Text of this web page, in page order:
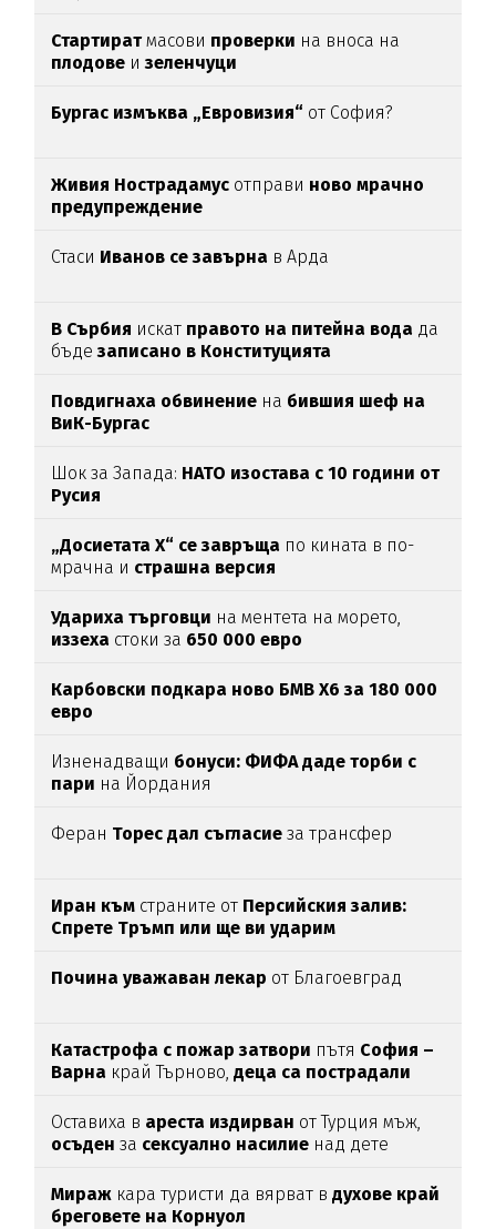
Стартиратмасови проверки на вноса на
плодове и зеленчуци
Бургас измъква „Евровизия“ от София?
Живия Нострадамус отправи ново мрачно
предупреждение
Стаси Иванов се завърна в Арда
В Сърбия искат правото на питейна вода да
бъде записано в Конституцията
Повдигнаха обвинение на бившия шеф на
ВиК-Бургас
Шок за Запада: НАТО изостава с 10 години от
Русия
„Досиетата Х“ се завръща по кината в по-
мрачна и страшна версия
Удариха търговци на ментета на морето,
иззеха стоки за 650 000 евро
Карбовски подкара ново БМВ Х6 за 180 000
евро
Изненадващи бонуси: ФИФА даде торби с
пари на Йордания
Феран Торес дал съгласиеза трансфер
Иран към страните от Персийския залив:
Спрете Тръмп или ще ви ударим
Почина уважаван лекар от Благоевград
Катастрофа с пожар затвори пътя София –
Варна край Търново,деца са пострадали
Оставиха в ареста издирван от Турция мъж,
осъден за сексуално насилие над дете
Мираж кара туристи да вярват вдухове край
бреговете на Корнуол